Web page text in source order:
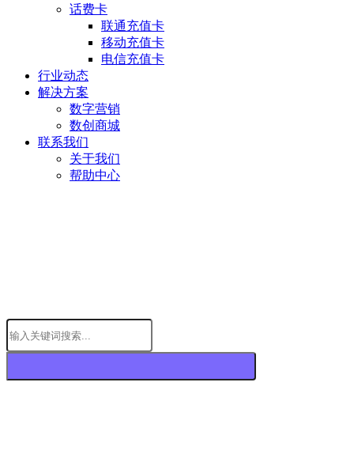
话费卡
联通充值卡
移动充值卡
电信充值卡
行业动态
解决方案
数字营销
数创商城
联系我们
关于我们
帮助中心